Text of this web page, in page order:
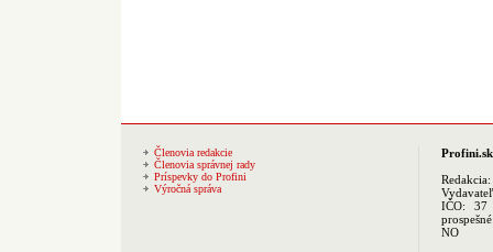
Členovia redakcie
Členovia správnej rady
Príspevky do Profini
Výročná správa
Profini.sk
Redakcia:
IČO: 37
NO